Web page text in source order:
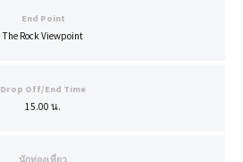
End Point
The Rock Viewpoint
Drop Off/End Time
15.00 น.
นักท่องเที่ยว